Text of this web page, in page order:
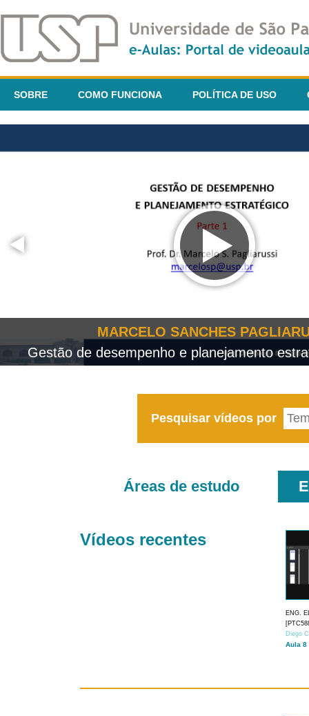
SOBRE COMO FUNCIONA POLÍTICA DE USO
MARCELO SANCHES
Gestão de desempenho e planejamento
Pesquisar vídeos por
Áreas de estudo
Vídeos recentes
ENG.
Diego
Aula 8